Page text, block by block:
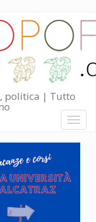
politica | Tutto
Toggle